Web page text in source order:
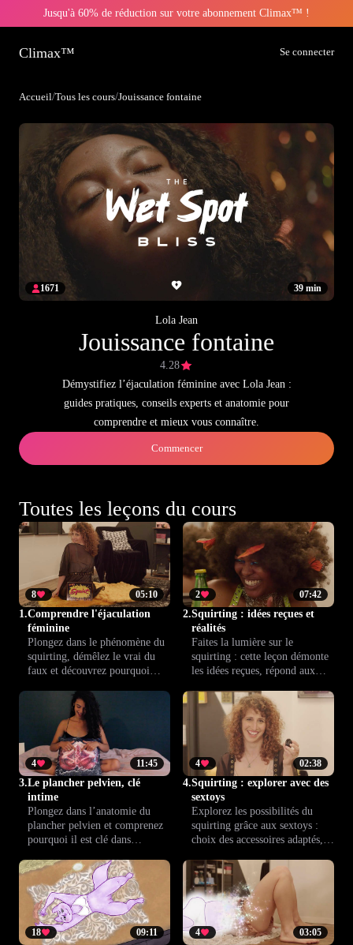
Jusqu'à 60% de réduction sur votre abonnement Climax™ !
Climax™ Se connecter
Accueil/Tous les cours/Jouissance fontaine
39 min
1671
Lola Jean
Jouissance fontaine
4.28
Démystifiez l’éjaculation féminine avec Lola Jean :
guides pratiques, conseils experts et anatomie pour
comprendre et mieux vous connaître.
Commencer
Toutes les leçons du cours
05:10
8
1.Comprendre l'éjaculation
féminine
Plongez dans le phénomène du
squirting, démêlez le vrai du
faux et découvrez pourquoi
Comprenez les origines, les
variations et ce que la recherche
nous apprend sur ce sujet
intime.
07:42
2
2.Squirting : idées reçues et
réalités
Faites la lumière sur le
squirting : cette leçon démonte
les idées reçues, répond aux
offre une vision claire, fondée
sur la science. Éclairez vos
connaissances et avancez
sereinement.
11:45
4
3.Le plancher pelvien, clé
intime
Plongez dans l’anatomie du
plancher pelvien et comprenez
pourquoi il est clé dans
notamment lors du squirting
chez les personnes ayant une
vulve. Un éclairage précis pour
mieux connaître son corps et
booster son bien-être intime.
02:38
4
4.Squirting : explorer avec des
sextoys
Explorez les possibilités du
squirting grâce aux sextoys :
choix des accessoires adaptés,
de stimulation pour décupler le
plaisir, en toute sécurité.
09:11
18 03:05
4